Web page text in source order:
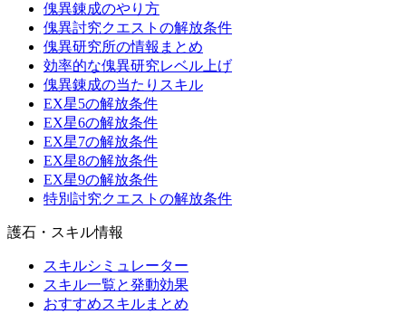
傀異錬成のやり方
傀異討究クエストの解放条件
傀異研究所の情報まとめ
効率的な傀異研究レベル上げ
傀異錬成の当たりスキル
EX星5の解放条件
EX星6の解放条件
EX星7の解放条件
EX星8の解放条件
EX星9の解放条件
特別討究クエストの解放条件
護石・スキル情報
スキルシミュレーター
スキル一覧と発動効果
おすすめスキルまとめ